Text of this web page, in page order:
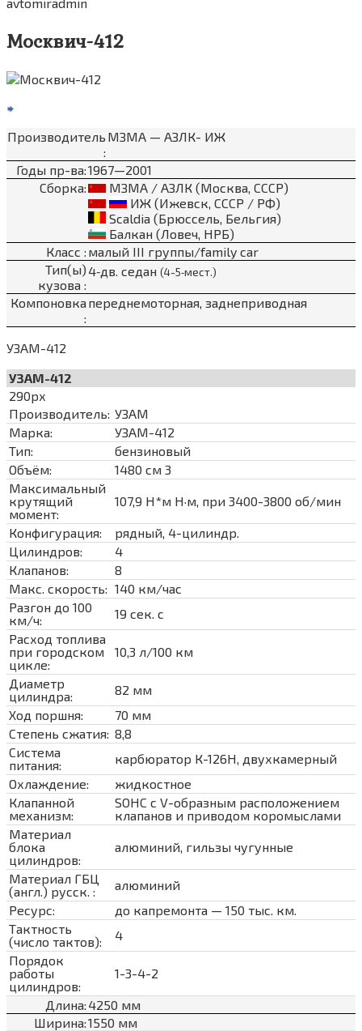
Москвич-412
Производитель
:
МЗМА — АЗЛК- ИЖ
Годы пр-ва:1967—2001
Сборка:
МЗМА / АЗЛК (Москва, СССР)
ИЖ (Ижевск, СССР / РФ)
Scaldia (Брюссель, Бельгия)
Балкан (Ловеч, НРБ)
Класс : малый III группы/family car
Тип(ы)
кузова :
4‑дв. седан (4-5‑мест.)
Компоновка
:
переднемоторная, заднеприводная
УЗАМ-412
УЗАМ-412
290px
Производитель: УЗАМ
Марка:
УЗАМ-412
Тип:
бензиновый
Объём:
1480 см 3
Максимальный
крутящий
момент:
107,9 Н*м Н·м, при 3400-3800 об/мин
Конфигурация:
рядный, 4-цилиндр.
Цилиндров:
4
Клапанов:
8
Макс. скорость: 140 км/час
Разгон до 100
км/ч:
19 сек. с
Расход топлива
при городском
цикле:
10,3 л/100 км
Диаметр
цилиндра:
82 мм
Ход поршня:
70 мм
Cтепень сжатия: 8,8
Система
питания:
карбюратор К-126Н, двухкамерный
Охлаждение:
жидкостное
Клапанной
механизм:
SOHC с V-образным расположением
клапанов и приводом коромыслами
Материал
блока
цилиндров:
алюминий, гильзы чугунные
Материал ГБЦ
(англ.) русск. :
алюминий
Ресурс:
до капремонта — 150 тыс. км.
Тактность
(число тактов):
4
Порядок
работы
цилиндров:
1-3-4-2
Длина: 4250 мм
Ширина:1550 мм